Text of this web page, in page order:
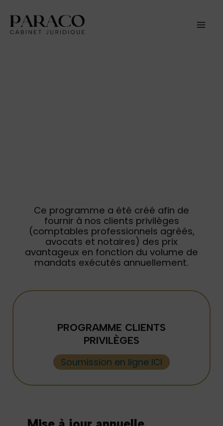
au
contenu
Ce programme a été créé afin de
fournir à nos clients privilèges
(comptables professionnels agréés,
avocats et notaires) des prix
avantageux en fonction du volume de
mandats exécutés annuellement.
PROGRAMME CLIENTS
PRIVILÈGES
Soumission en ligne ICI